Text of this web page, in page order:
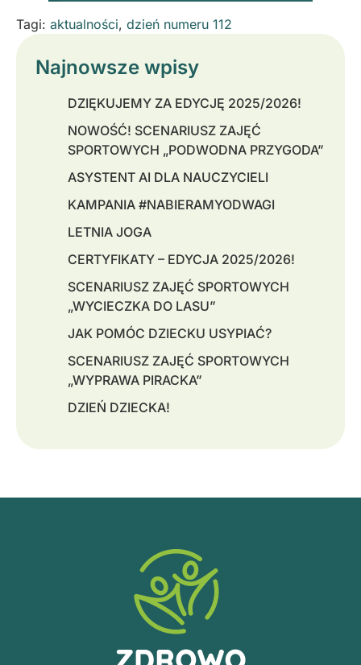
Tagi: aktualności, dzień numeru 112
Najnowsze wpisy
DZIĘKUJEMY ZA EDYCJĘ 2025/2026!
NOWOŚĆ! SCENARIUSZ ZAJĘĆ
SPORTOWYCH „PODWODNA PRZYGODA”
ASYSTENT AI DLA NAUCZYCIELI
KAMPANIA #NABIERAMYODWAGI
LETNIA JOGA
CERTYFIKATY – EDYCJA 2025/2026!
SCENARIUSZ ZAJĘĆ SPORTOWYCH
„WYCIECZKA DO LASU”
JAK POMÓC DZIECKU USYPIAĆ?
SCENARIUSZ ZAJĘĆ SPORTOWYCH
„WYPRAWA PIRACKA”
DZIEŃ DZIECKA!